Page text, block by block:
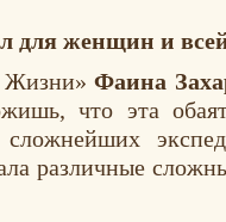
для женщин и
Жизни»Фаина
что эта
различные